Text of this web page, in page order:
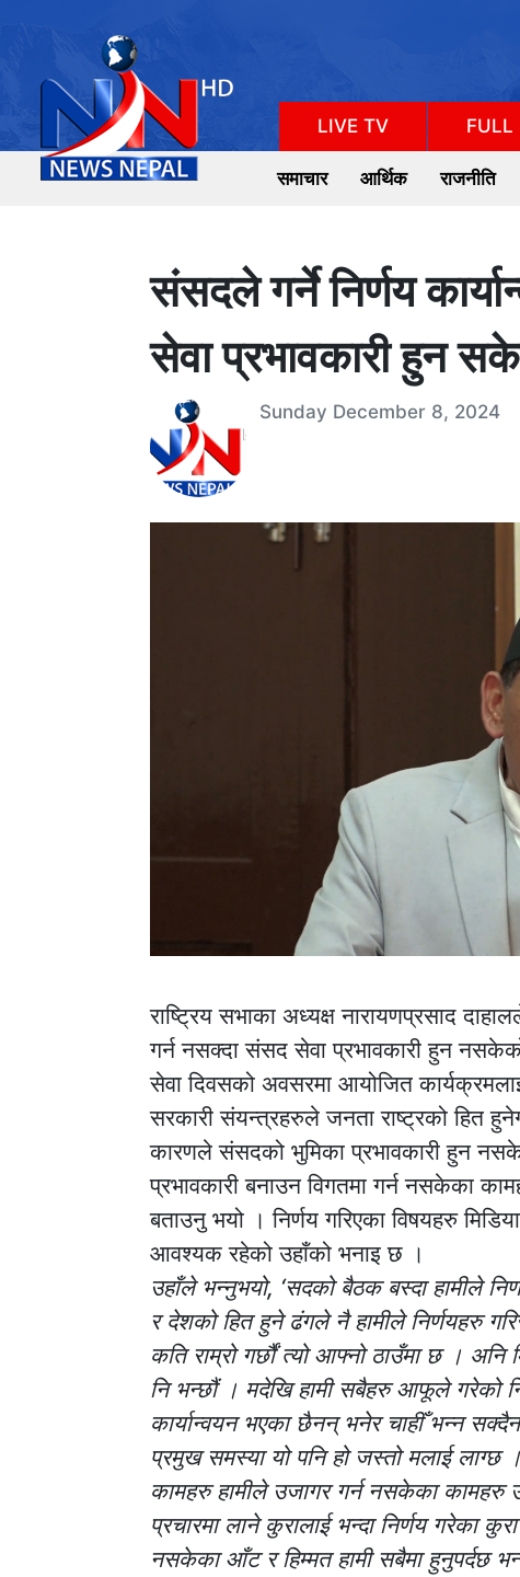
समाचार आर्थिक राजनीति
LIVE TV FULL
संसदले गर्ने निर्णय
सेवा प्रभावकारी हुन
Sunday December 8, 2024
राष्ट्रिय सभाका अध्यक्ष नारायणप्रसाद
गर्न नसक्दा संसद सेवा प्रभावकारी हुन
सेवा दिवसको अवसरमा आयोजित
सरकारी संयन्त्रहरुले जनता राष्ट्रको हित
कारणले संसदको भुमिका प्रभावकारी हुन
प्रभावकारी बनाउन विगतमा गर्न नसकेका
बताउनु भयो । निर्णय गरिएका विषयहरु
आवश्यक रहेको उहाँको भनाइ छ ।
उहाँले भन्नुभयो, ‘सदको बैठक बस्दा हामीले
र देशको हित हुने ढंगले नै हामीले निर्णयहरु
कति राम्रो गर्छौं त्यो आफ्नो ठाउँमा छ । अनि
नि भन्छौं । मदेखि हामी सबैहरु आफूले गरेको
कार्यान्वयन भएका छैनन् भनेर चाहीँ भन्न
प्रमुख समस्या यो पनि हो जस्तो मलाई लाग्छ
कामहरु हामीले उजागर गर्न नसकेका कामहरु
प्रचारमा लाने कुरालाई भन्दा निर्णय गरेका
नसकेका आँट र हिम्मत हामी सबैमा हुनुपर्दछ